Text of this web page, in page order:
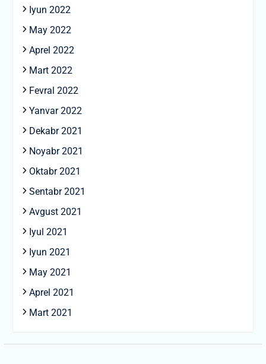
Iyun 2022
May 2022
Aprel 2022
Mart 2022
Fevral 2022
Yanvar 2022
Dekabr 2021
Noyabr 2021
Oktabr 2021
Sentabr 2021
Avgust 2021
Iyul 2021
Iyun 2021
May 2021
Aprel 2021
Mart 2021